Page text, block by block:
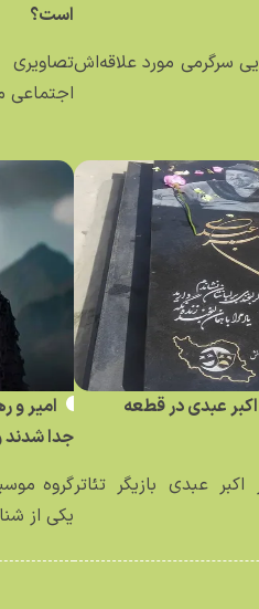
سرگرمی مورد علاقه‌اش
است؟
تصاویری
اجتماعی
عبدی در قطعه
عبدی بازیگر تئاتر
امیر و
جدا
گروه
یکی از